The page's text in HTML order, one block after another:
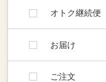
オトク継続便
お届け
ご注文